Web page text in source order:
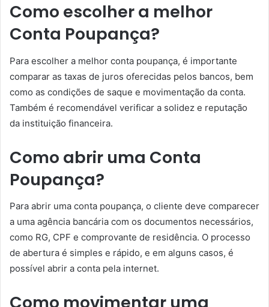
Como escolher a melhor
Conta Poupança?
Para escolher a melhor conta poupança, é importante
comparar as taxas de juros oferecidas pelos bancos, bem
como as condições de saque e movimentação da conta.
Também é recomendável verificar a solidez e reputação
da instituição financeira.
Como abrir uma Conta
Poupança?
Para abrir uma conta poupança, o cliente deve comparecer
a uma agência bancária com os documentos necessários,
como RG, CPF e comprovante de residência. O processo
de abertura é simples e rápido, e em alguns casos, é
possível abrir a conta pela internet.
Como movimentar uma